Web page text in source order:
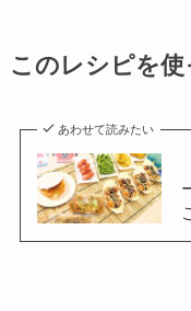
このレシピを使
あわせて読みたい